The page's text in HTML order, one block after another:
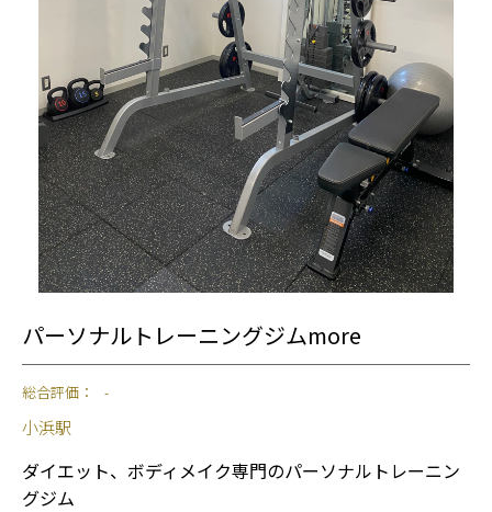
パーソナルトレーニングジムmore
総合評価： -
小浜駅
ダイエット、ボディメイク専門のパーソナルトレーニン
グジム